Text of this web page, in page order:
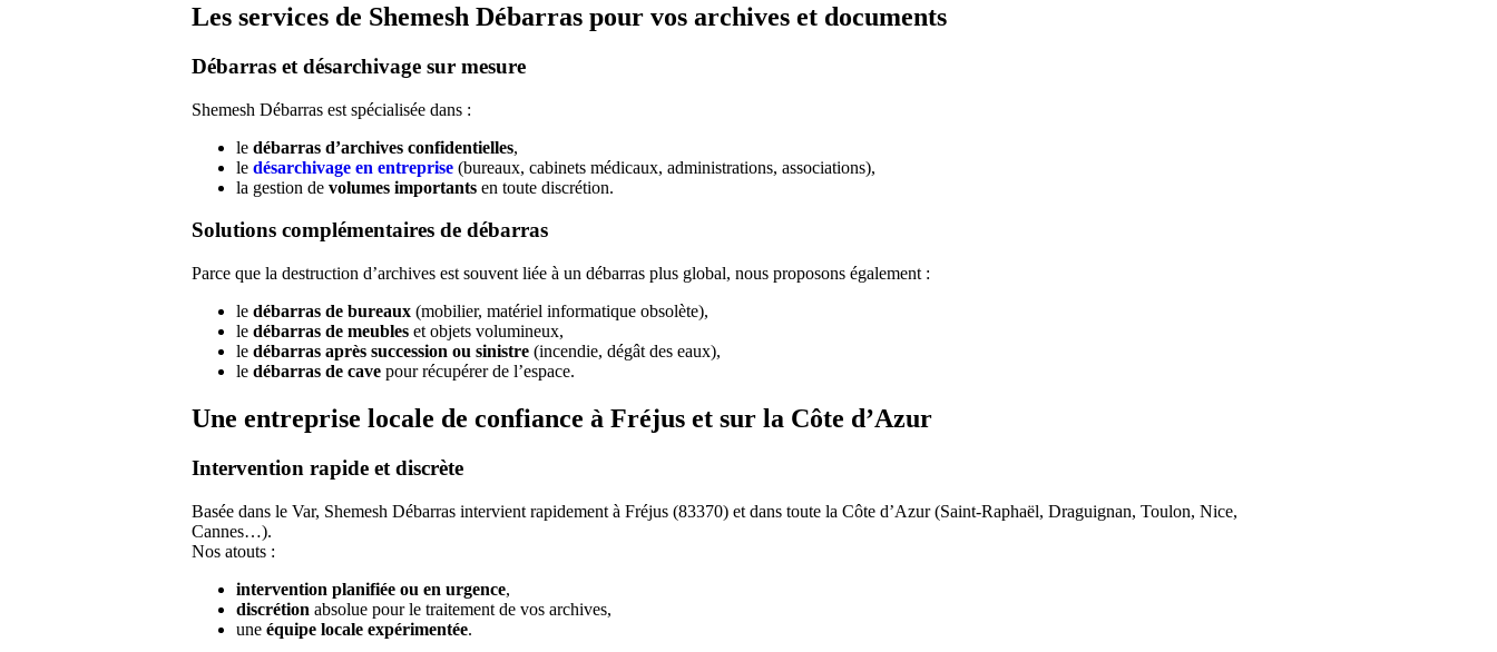
Les services de Shemesh Débarras pour vos archives et documents
Débarras et désarchivage sur mesure
Shemesh Débarras est spécialisée dans :
le débarras d’archives confidentielles,
le désarchivage en entreprise (bureaux, cabinets médicaux, administrations, associations),
la gestion de volumes importants en toute discrétion.
Solutions complémentaires de débarras
Parce que la destruction d’archives est souvent liée à un débarras plus global, nous proposons également :
le débarras de bureaux (mobilier, matériel informatique obsolète),
le débarras de meubles et objets volumineux,
le débarras après succession ou sinistre (incendie, dégât des eaux),
le débarras de cave pour récupérer de l’espace.
Une entreprise locale de confiance à Fréjus et sur la Côte d’Azur
Intervention rapide et discrète
Basée dans le Var, Shemesh Débarras intervient rapidement à Fréjus (83370) et dans toute la Côte d’Azur (Saint-Raphaël, Draguignan, Toulon, Nice,
Cannes…).
Nos atouts :
intervention planifiée ou en urgence,
discrétion absolue pour le traitement de vos archives,
une équipe locale expérimentée.